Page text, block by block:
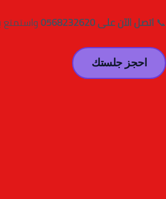
📞 اتصل الآن على 0568232620 واستمتع
احجز جلستك